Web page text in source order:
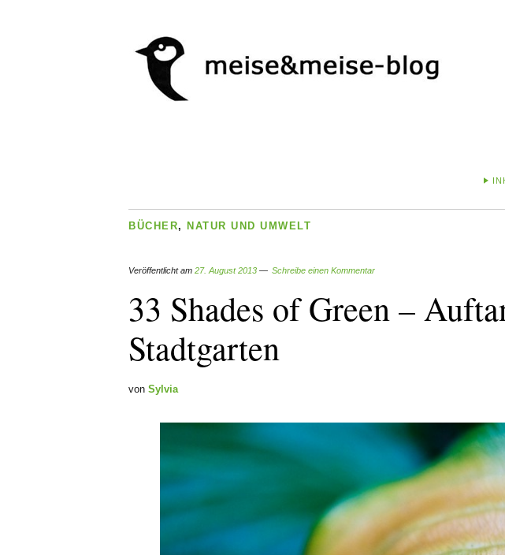
BÜCHER, NATUR UND UMWELT
Veröffentlicht am 27. August 2013 Schreibe einen Kommentar
33 Shades of Green –
Stadtgarten
von Sylvia